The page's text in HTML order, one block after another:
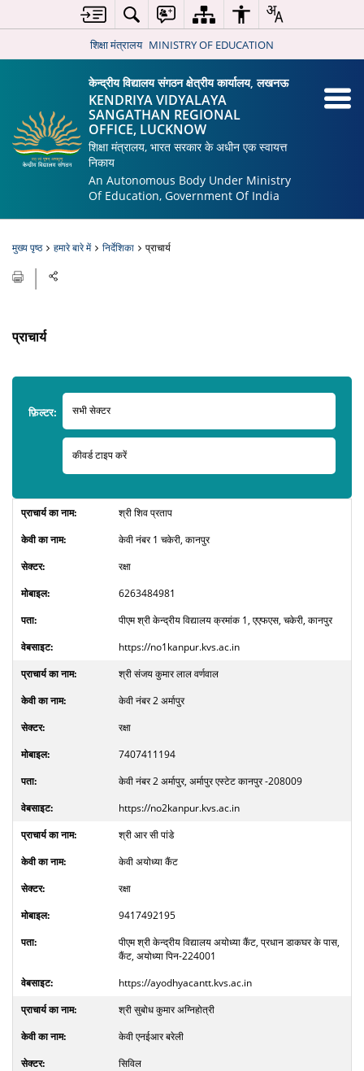
शिक्षा मंत्रालय MINISTRY OF EDUCATION
केन्द्रीय विद्यालय संगठन क्षेत्रीय कार्यालय, लखनऊ
KENDRIYA VIDYALAYA
SANGATHAN REGIONAL
OFFICE, LUCKNOW
शिक्षा मंत्रालय, भारत सरकार के अधीन एक स्वायत्त
निकाय
An Autonomous Body Under Ministry
Of Education, Government Of India
मुख्य पृष्ठ हमारे बारे में निर्देशिका प्राचार्य
प्राचार्य
फ़िल्टर:
श्री शिव प्रताप
केवी नंबर 1 चकेरी, कानपुर
रक्षा
6263484981
पीएम श्री केन्द्रीय विद्यालय क्रमांक 1, एएफएस, चकेरी, कानपुर
https://no1kanpur.kvs.ac.in
श्री संजय कुमार लाल वर्णवाल
केवी नंबर 2 अर्मापुर
रक्षा
7407411194
केवी नंबर 2 अर्मापुर, अर्मापुर एस्टेट कानपुर -208009
https://no2kanpur.kvs.ac.in
श्री आर सी पांडे
केवी अयोध्या कैंट
रक्षा
9417492195
पीएम श्री केन्द्रीय विद्यालय अयोध्या कैंट, प्रधान डाकघर के पास,
कैंट, अयोध्या पिन-224001
https://ayodhyacantt.kvs.ac.in
श्री सुबोध कुमार अग्निहोत्री
केवी एनईआर बरेली
सिविल